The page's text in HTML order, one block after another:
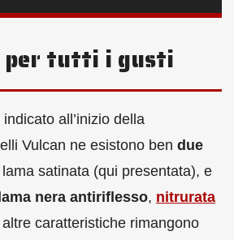
per tutti i gusti
all’inizio della
Vulcan ne esistono ben due
satinata (qui presentata), e
lama nera antiriflesso, nitrurata
caratteristiche rimangono